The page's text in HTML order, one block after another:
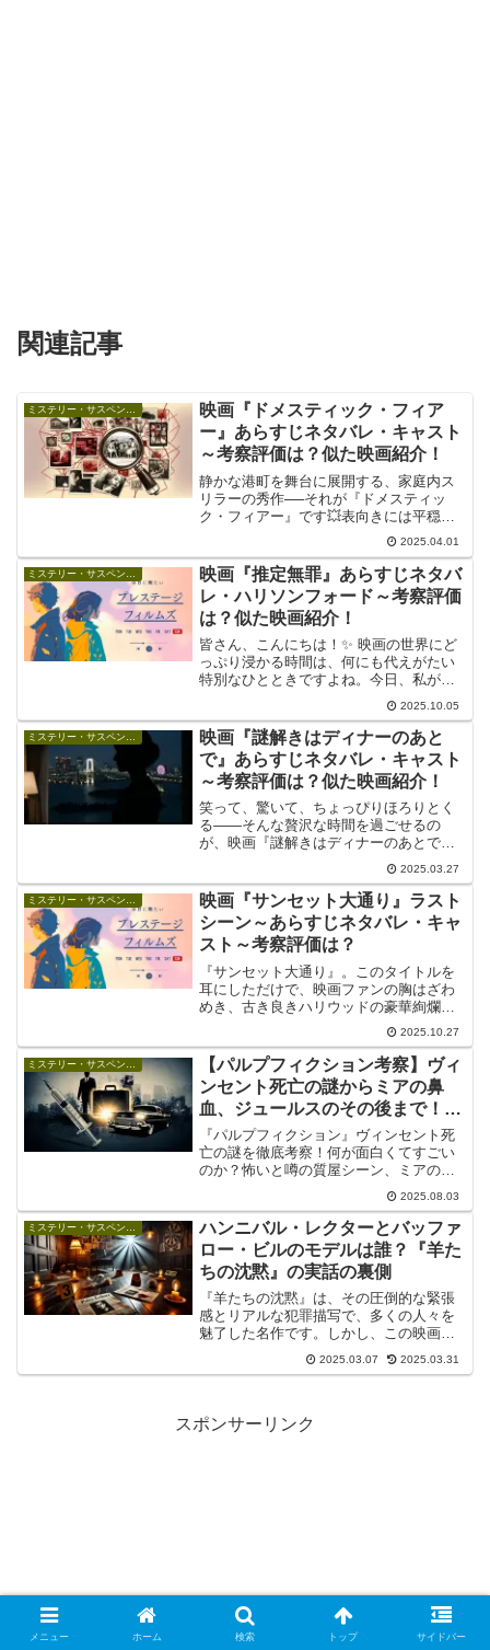
関連記事
ミステリー・サスペンス映画
映画『ドメスティック・フィア
ー』あらすじネタバレ・キャスト
～考察評価は？似た映画紹介！
静かな港町を舞台に展開する、家庭内ス
リラーの秀作──それが『ドメスティッ
ク・フィアー』です💥表向きには平穏に
見える家庭。しかしその裏には、子ども
だけが感じ取った「異変」が潜んでい
る…。本作は、そんな親子の絆と、家族
に忍び寄る不穏な影を繊細か...
2025.04.01
映画『推定無罪』あらすじネタバ
レ・ハリソンフォード～考察評価
は？似た映画紹介！
皆さん、こんにちは！✨ 映画の世界にど
っぷり浸かる時間は、何にも代えがたい
特別なひとときですよね。今日、私が熱
く語りたいのは、1990年に公開され、今
なお多くのサスペンスファンを唸らせる
傑作、『推定無罪』です。この映画は、
単なる法廷ミステリ...
2025.10.05
ミステリー・サスペンス映画
映画『謎解きはディナーのあと
で』あらすじネタバレ・キャスト
～考察評価は？似た映画紹介！
笑って、驚いて、ちょっぴりほろりとく
る——そんな贅沢な時間を過ごせるの
が、映画『謎解きはディナーのあとで』
です🍷🔍。本作は、東川篤哉さんによる
大人気ミステリー小説を原作に、ドラマ
化・映画化されたシリーズの劇場版。コ
メディと推理が絶妙に交差す...
2025.03.27
ミステリー・サスペンス映画
映画『サンセット大通り』ラスト
シーン～あらすじネタバレ・キャ
スト～考察評価は？
『サンセット大通り』。このタイトルを
耳にしただけで、映画ファンの胸はざわ
めき、古き良きハリウッドの豪華絢爛な
光と、その裏側に潜む闇を思い浮かべる
のではないでしょうか。ビリー・ワイル
ダー監督が1950年に世に送り出したこの
傑作は、単なるサスペ...
2025.10.27
【パルプフィクション考察】ヴィ
ンセント死亡の謎からミアの鼻
血、ジュールスのその後まで！何
がすごく、何が怖いのか徹底解説
『パルプフィクション』ヴィンセント死
亡の謎を徹底考察！何が面白くてすごい
のか？怖いと噂の質屋シーン、ミアの鼻
血やサブリミナルの意味、ジュールスの
その後まで、本作の魅力を網羅的に解説
します。
2025.08.03
ミステリー・サスペンス映画
ハンニバル・レクターとバッファ
ロー・ビルのモデルは誰？『羊た
ちの沈黙』の実話の裏側
『羊たちの沈黙』は、その圧倒的な緊張
感とリアルな犯罪描写で、多くの人々を
魅了した名作です。しかし、この映画を
初めて観たとき、「これは実話なので
は？」と思った方も多いのではないでし
2025.03.07 2025.03.31
スポンサーリンク
メニュー ホーム 検索 トップ サイドバー